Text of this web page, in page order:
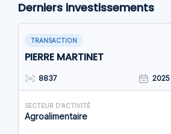
Derniers investissements
TRANSACTION
PIERRE MARTINET
8837 2025
SECTEUR D'ACTIVITÉ
Agroalimentaire